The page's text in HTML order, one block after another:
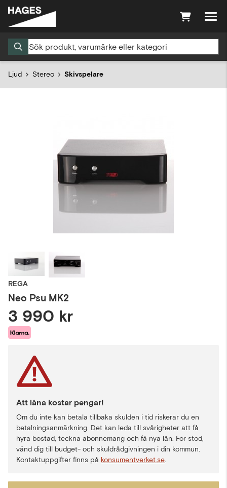
Ljud Stereo Skivspelare
REGA
Neo Psu MK2
3 990 kr
Att låna kostar pengar!
Om du inte kan betala tillbaka skulden i tid riskerar du en
betalningsanmärkning. Det kan leda till svårigheter att få
hyra bostad, teckna abonnemang och få nya lån. För stöd,
vänd dig till budget- och skuldrådgivningen i din kommun.
Kontaktuppgifter finns på konsumentverket.se